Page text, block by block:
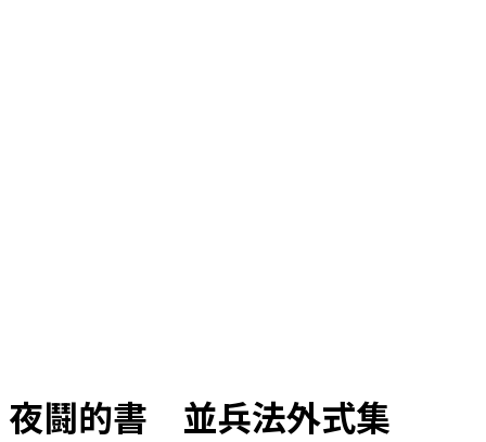
夜鬪的書 並兵法外式集